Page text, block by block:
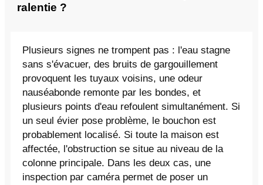
ralentie ?
Plusieurs signes ne trompent pas : l'eau stagne
sans s'évacuer, des bruits de gargouillement
provoquent les tuyaux voisins, une odeur
nauséabonde remonte par les bondes, et
plusieurs points d'eau refoulent simultanément. Si
un seul évier pose problème, le bouchon est
probablement localisé. Si toute la maison est
affectée, l'obstruction se situe au niveau de la
colonne principale. Dans les deux cas, une
inspection par caméra permet de poser un